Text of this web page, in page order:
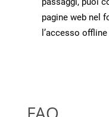
pagine web nel
l’accesso